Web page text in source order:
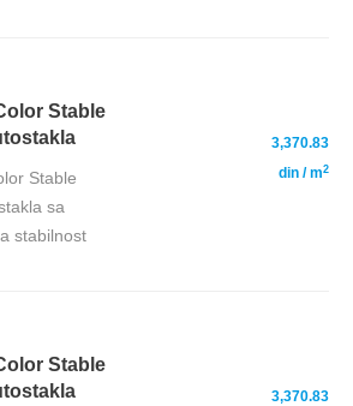
Stable
Stable
sa
stabilnost
3,370.83
din / m2
Stable
3,370.83